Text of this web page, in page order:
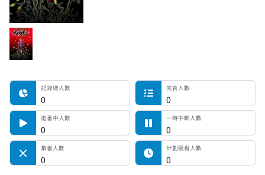
記錄總人數記錄總人數
0
完食人數 完食人數
0
追番中人數
追番中人數
0
一時中斷人數
一時中斷人數
0
棄番人數
棄番人數
0
計劃觀看人數
計劃觀看人數
0